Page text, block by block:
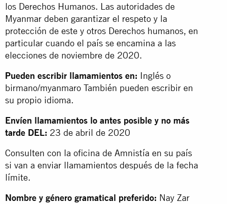
los Derechos Humanos. Las autoridades de
Myanmar deben garantizar el respeto y la
protección de este y otros Derechos humanos, en
particular cuando el país se encamina a las
elecciones de noviembre de 2020.
Pueden escribir llamamientos en: Inglés o
birmano/myanmaro También pueden escribir en
su propio idioma.
Envíen llamamientos lo antes posible y no más
tarde DEL: 23 de abril de 2020
Consulten con la oficina de Amnistía en su país
si van a enviar llamamientos después de la fecha
límite.
Nombre y género gramatical preferido: Nay Zar